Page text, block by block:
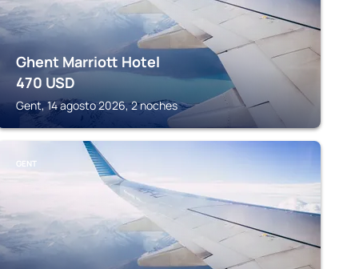
Ghent Marriott Hotel
470 USD
Gent, 14 agosto 2026, 2 noches
GENT